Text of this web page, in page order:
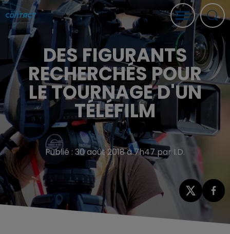
DES FIGURANTS
RECHERCHÉS POUR
LE TOURNAGE D'UN
TÉLÉFILM
Publié : 30 août 2018 à 7h47 par I.D.